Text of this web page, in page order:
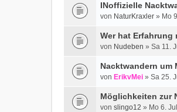
INoffizielle
von NaturKraxler » Mo
Wer hat Erfahrung
von Nudeben » Sa 11.
Nacktwandern um
von ErikvMei » Sa 25.
Möglichkeiten zur
von slingo12 » Mo 6.